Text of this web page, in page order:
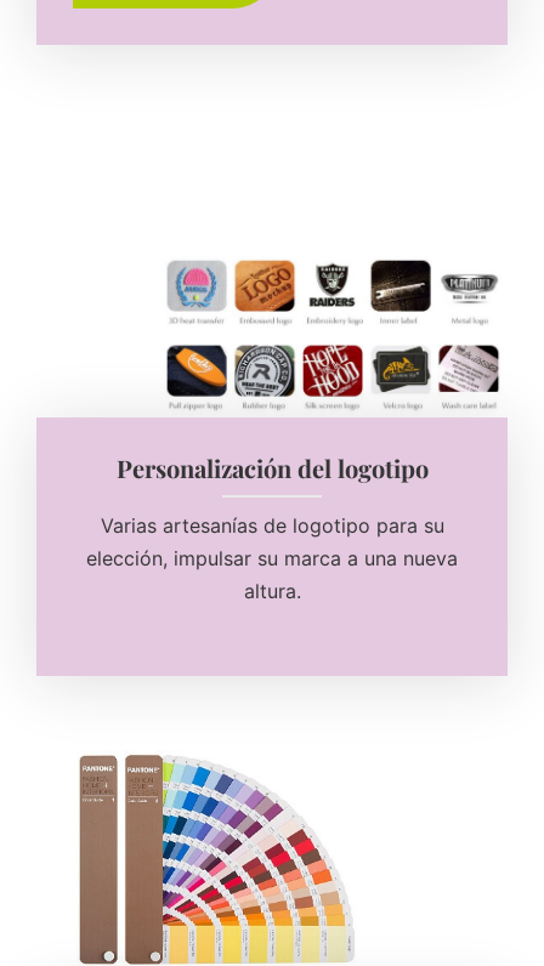
Personalización del logotipo
Varias artesanías de logotipo para su
elección, impulsar su marca a una nueva
altura.